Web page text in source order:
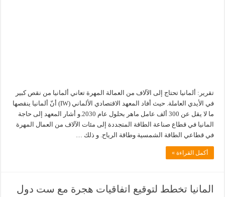
تقرير: ألمانيا تحتاج إلى الآلاف من العمالة المهرة تعاني ألمانيا من نقص كبير
في الأيدي العاملة. حيث أفاد المعهد الاقتصادي الألماني (IW) أنّ ألمانيا ينقصها
ما لا يقل عن 300 ألف عامل ماهر بحلول عام 2030.و أشار المعهد إلى حاجة
المانيا في قطاع صناعة الطاقة المتجددة إلى مئات الآلاف من العمال المهرة
في قطاعي الطاقة الشمسية وطاقة الرياح. و ذلك …
أكمل القراءة »
المانيا تخطط لتوقيع اتفاقيات هجرة مع ست دول